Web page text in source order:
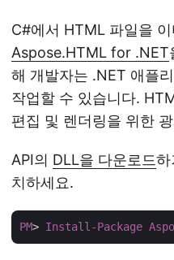
C#에서 HTML 파일을
Aspose.HTML for .NET
해 개발자는 .NET 애플
작업할 수 있습니다.
편집 및 렌더링을 위한
API의 DLL을 다운로드하
치하세요.
PM> Install-Package